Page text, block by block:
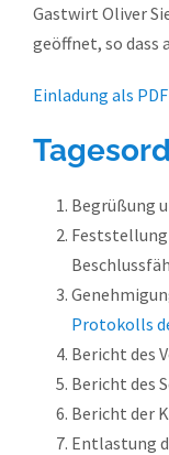
Gastwirt Oliver
geöffnet, so dass
Einladung als
Begrüßung
Feststellung
Protokolls
Bericht des
Bericht des
Bericht der
Entlastung